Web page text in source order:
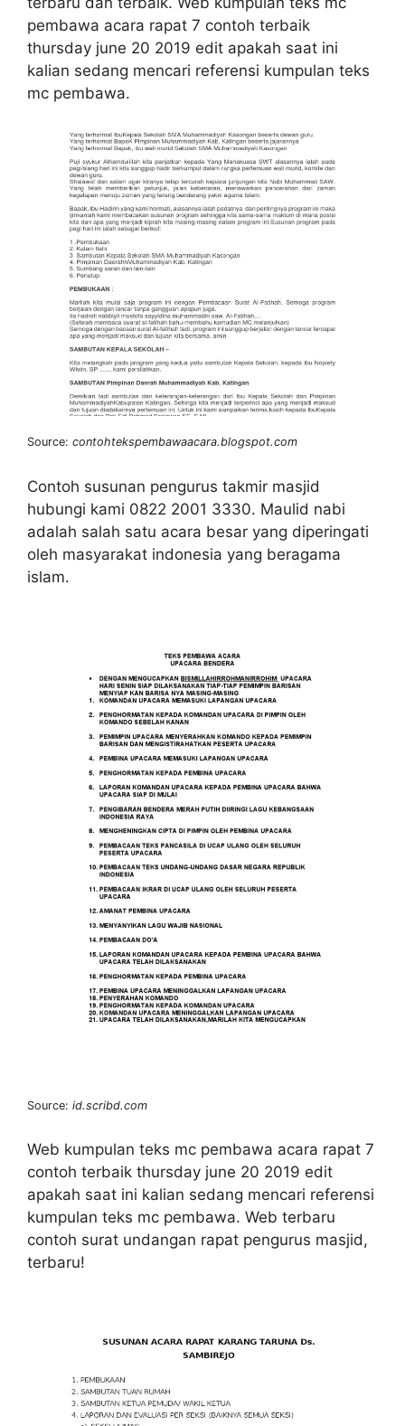
pembawa acara rapat 7 contoh terbaik
thursday june 20 2019 edit apakah saat ini
kalian sedang mencari referensi kumpulan teks
mc pembawa.
Source: contohtekspembawaacara.blogspot.com
Contoh susunan pengurus takmir masjid
hubungi kami 0822 2001 3330. Maulid nabi
adalah salah satu acara besar yang diperingati
oleh masyarakat indonesia yang beragama
islam.
Source: id.scribd.com
Web kumpulan teks mc pembawa acara rapat 7
contoh terbaik thursday june 20 2019 edit
apakah saat ini kalian sedang mencari referensi
kumpulan teks mc pembawa. Web terbaru
contoh surat undangan rapat pengurus masjid,
terbaru!